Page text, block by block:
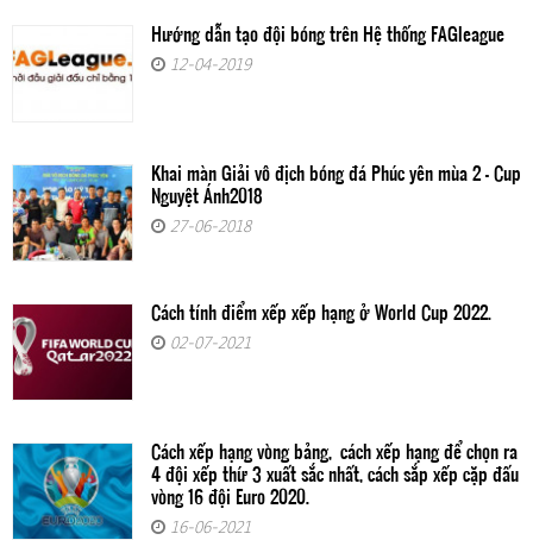
Hướng dẫn tạo đội bóng trên Hệ thống FAGleague
12-04-2019
Khai màn Giải vô địch bóng đá Phúc yên mùa 2 - Cup
Nguyệt Ánh2018
27-06-2018
Cách tính điểm xếp xếp hạng ở World Cup 2022.
02-07-2021
Cách xếp hạng vòng bảng, cách xếp hạng để chọn ra
4 đội xếp thứ 3 xuất sắc nhất, cách sắp xếp cặp đấu
vòng 16 đội Euro 2020.
16-06-2021